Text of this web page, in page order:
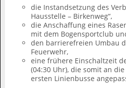
die Instandsetzung des
Hausstelle – Birkenweg“,
die Anschaffung eines
mit dem Bogensportclub
den barrierefreien Umbau
Feuerwehr,
eine frühere Einschaltzeit
(04:30 Uhr), die somit an
ersten Linienbusse